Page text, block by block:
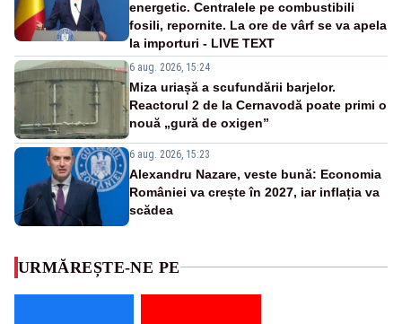
energetic. Centralele pe combustibili
fosili, repornite. La ore de vârf se va apela
la importuri - LIVE TEXT
6 aug. 2026, 15:24
Miza uriașă a scufundării barjelor.
Reactorul 2 de la Cernavodă poate primi o
nouă „gură de oxigen”
6 aug. 2026, 15:23
Alexandru Nazare, veste bună: Economia
României va crește în 2027, iar inflația va
scădea
URMĂREȘTE-NE PE